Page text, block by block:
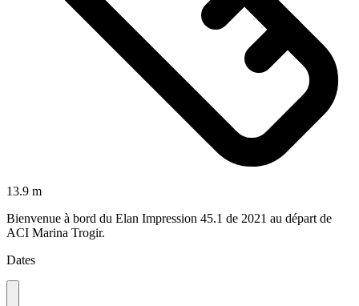
13.9 m
Bienvenue à bord du Elan Impression 45.1 de 2021 au départ de
ACI Marina Trogir.
Dates